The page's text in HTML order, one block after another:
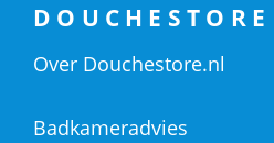
DOUCHESTORE
Over Douchestore.nl
Badkameradvies